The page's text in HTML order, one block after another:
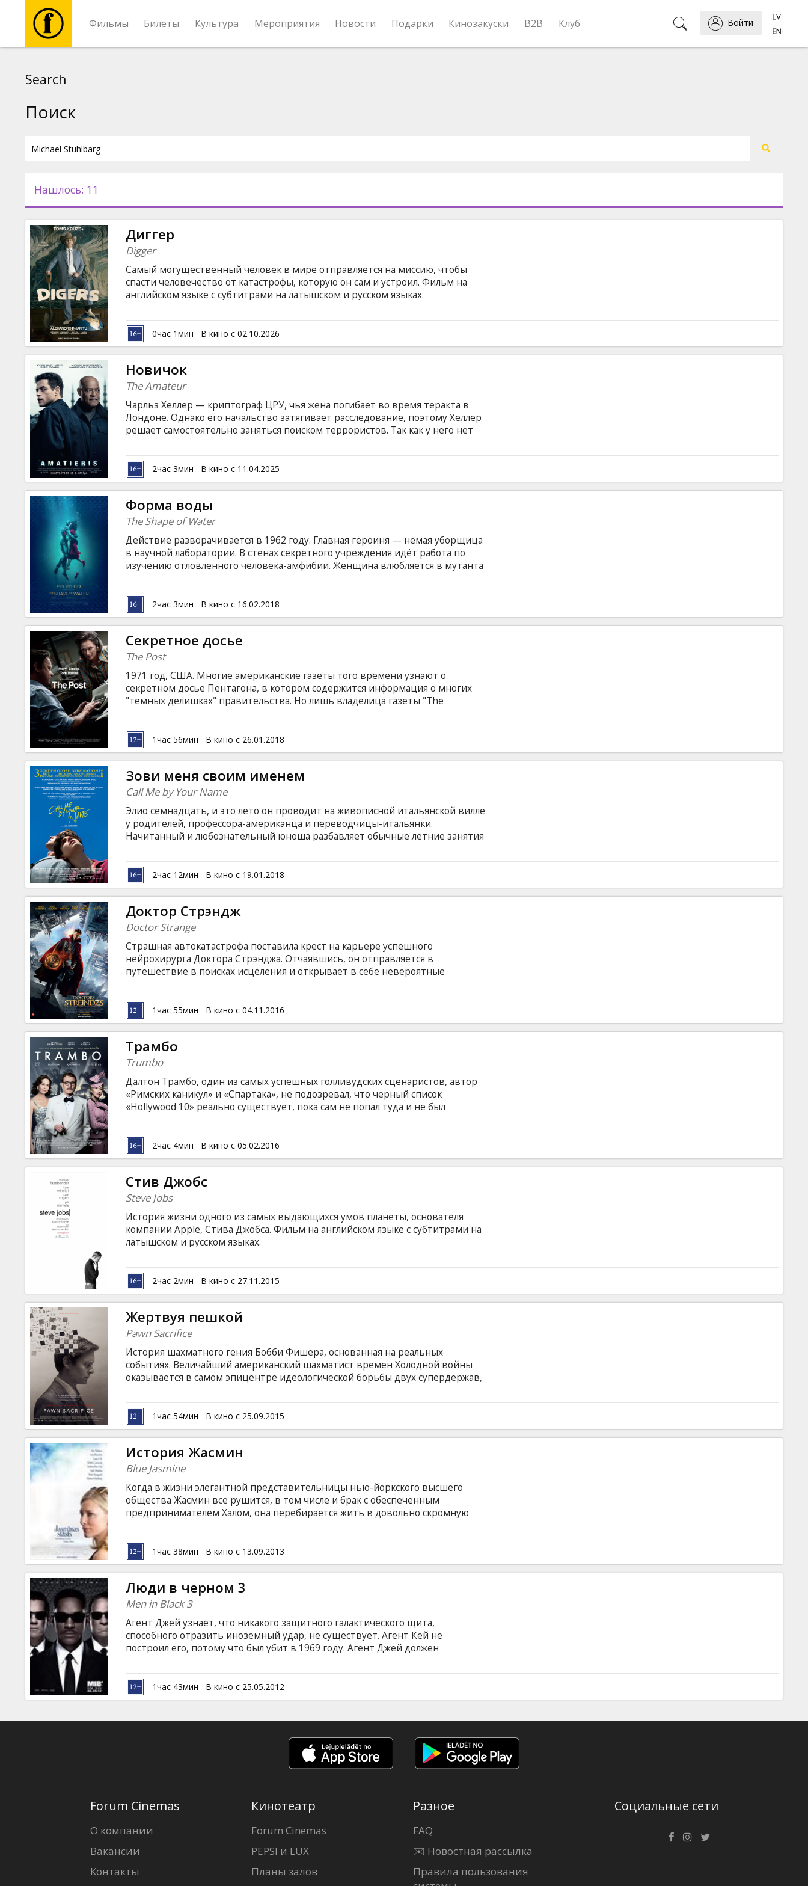
Фильмы Билеты Культура Мероприятия Новости Подарки Кинозакуски B2B Клуб Войти
Новости
Подарки
Кинозакуски
B2B
Клуб
Search
Поиск
Нашлось: 11
Диггер
Digger
Самый могущественный человек в мире отправляется на миссию, чтобы
спасти человечество от катастрофы, которую он сам и устроил. Фильм на
английском языке с субтитрами на латышском и русском языках.
0час 1мин В кино с 02.10.2026
Новичок
The Amateur
Чарльз Хеллер — криптограф ЦРУ, чья жена погибает во время теракта в
Лондоне. Однако его начальство затягивает расследование, поэтому Хеллер
решает самостоятельно заняться поиском террористов. Так как у него нет
специальное обучение. Фильм на английском языке с субтитрами на
латышском и русском языках.
2час 3мин В кино с 11.04.2025
Форма воды
The Shape of Water
Действие разворачивается в 1962 году. Главная героиня — немая уборщица
в научной лаборатории. В стенах секретного учреждения идёт работа по
изучению отловленного человека-амфибии. Женщина влюбляется в мутанта
латышском и русском языках.
2час 3мин В кино с 16.02.2018
Секретное досье
The Post
1971 год, США. Многие американские газеты того времени узнают о
секретном досье Пентагона, в котором содержится информация о многих
"темных делишках" правительства. Но лишь владелица газеты "The
это досье, несмотря на угрозы тогдашнего президента США Ричарда
Никсона расквитаться и его попытки ограничить свободу прессы. Фильм на
английском языке с субтитрами на латышском и русском языках.
1час 56мин В кино с 26.01.2018
Зови меня своим именем
Call Me by Your Name
Элио семнадцать, и это лето он проводит на живописной итальянской вилле
у родителей, профессора-американца и переводчицы-итальянки.
Начитанный и любознательный юноша разбавляет обычные летние занятия
транскрибированием классической музыки. Но вот безмятежность летнего
отдыха нарушается приездом молодого американца Оливера... Фильм на
английском языке с субтитрами на латышском и русском языках.
2час 12мин В кино с 19.01.2018
Доктор Стрэндж
Doctor Strange
Страшная автокатастрофа поставила крест на карьере успешного
нейрохирурга Доктора Стрэнджа. Отчаявшись, он отправляется в
путешествие в поисках исцеления и открывает в себе невероятные
связующее звено между параллельными измерениями, а его миссия —
защищать жителей Земли и противодействовать Злу, какое бы обличие оно
ни принимало. Фильм на английском языке с субтитрами на латышском и
русском языках. Сеансы в формате 2D и 3D.
1час 55мин В кино с 04.11.2016
Трамбо
Trumbo
Далтон Трамбо, один из самых успешных голливудских сценаристов, автор
«Римских каникул» и «Спартака», не подозревал, что черный список
«Hollywood 10» реально существует, пока сам не попал туда и не был
субтитрами на латышском и русском языках.
2час 4мин В кино с 05.02.2016
Стив Джобс
Steve Jobs
История жизни одного из самых выдающихся умов планеты, основателя
компании Apple, Стива Джобса. Фильм на английском языке с субтитрами на
латышском и русском языках.
2час 2мин В кино с 27.11.2015
Жертвуя пешкой
Pawn Sacrifice
История шахматного гения Бобби Фишера, основанная на реальных
событиях. Величайший американский шахматист времен Холодной войны
оказывается в самом эпицентре идеологической борьбы двух супердержав,
Спасскому. В напряженном триллере раскрывается внутренняя борьба Бобби
Фишера, который балансирует на грани гениальности и безумия, его долгий
и трудный путь из бедноты Бруклина на вершину шахматной славы и его
неизбежное падение. Фильм на английском языке с субтитрами на
латышском и русском языках.
1час 54мин В кино с 25.09.2015
История Жасмин
Blue Jasmine
Когда в жизни элегантной представительницы нью-йоркского высшего
общества Жасмин все рушится, в том числе и брак с обеспеченным
предпринимателем Халом, она перебирается жить в довольно скромную
с мыслями и начать жизнь с чистого листа. "История Жасмин" - новый фильм
прославленного режиссера Вуди Аллена ("Полночь в Париже", "Вики
Кристина Барселона"), главную роль в котором исполняет изумительная
Кейт Бланшетт. В других ролях - Алек Болдуин, Салли Хоккинс, Питер
Сарсгард, Майкл Стулбарг.
1час 38мин В кино с 13.09.2013
Люди в черном 3
Men in Black 3
Агент Джей узнает, что никакого защитного галактического щита,
способного отразить иноземный удар, не существует. Агент Кей не
построил его, потому что был убит в 1969 году. Агент Джей должен
напарника. Фильм в формате 3D. * В отдельных кинотеатрах и в формате 2D.
Дополнительная информация в репертуарах кинотеатров. В ролях: Will
Smith, Tommy Lee Jones, Josh Brolin Pежиссёр: Barry Sonnenfeld Фильм на
1час 43мин В кино с 25.05.2012
Forum Cinemas
О компании
Вакансии
Контакты
Кинотеатр
Forum Cinemas
PEPSI и LUX
Планы залов
Разное
FAQ
✉️ Новостная рассылка
Правила пользования
Социальные сети